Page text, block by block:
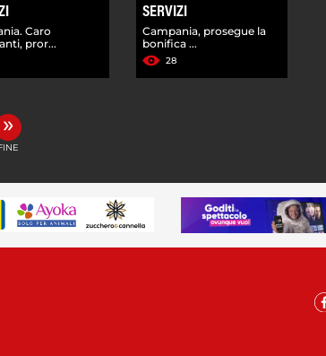
Caro
pror...
SERVIZI
Campania, prosegue la
bonifica ...
28
»